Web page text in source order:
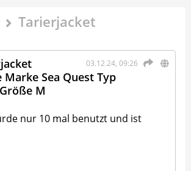
Tarierjacket
03.12.24, 09:26
Sea Quest Typ
M
nur 10 mal benutzt und ist